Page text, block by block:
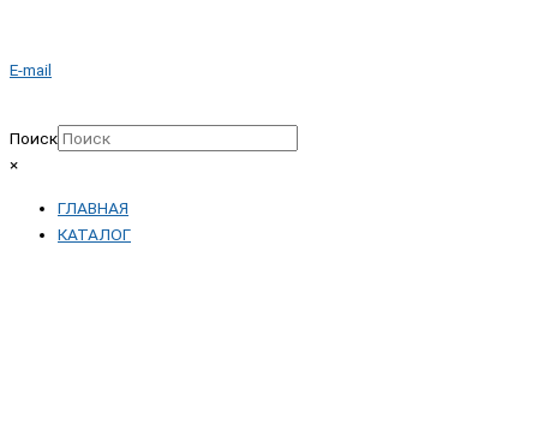
E-mail
Поиск
×
ГЛАВНАЯ
КАТАЛОГ